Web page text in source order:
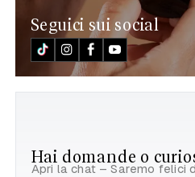
Seguici sui social
Hai domande o
Apri la chat – Saremo felici